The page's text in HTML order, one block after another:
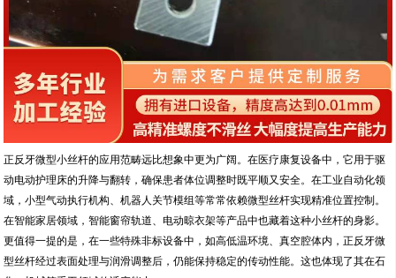
正反牙微型小丝杆的应用范畴远比想象中更为广阔。在医疗康复设备中，它用于驱
动电动护理床的升降与翻转，确保患者体位调整时既平顺又安全。在工业自动化领
域，小型气动执行机构、机器人关节模组等常常依赖微型丝杆实现精准位置控制。
在智能家居领域，智能窗帘轨道、电动晾衣架等产品中也藏着这种小丝杆的身影。
更值得一提的是，在一些特殊非标设备中，如高低温环境、真空腔体内，正反牙微
型丝杆经过表面处理与润滑调整后，仍能保持稳定的传动性能。这也体现了其在石